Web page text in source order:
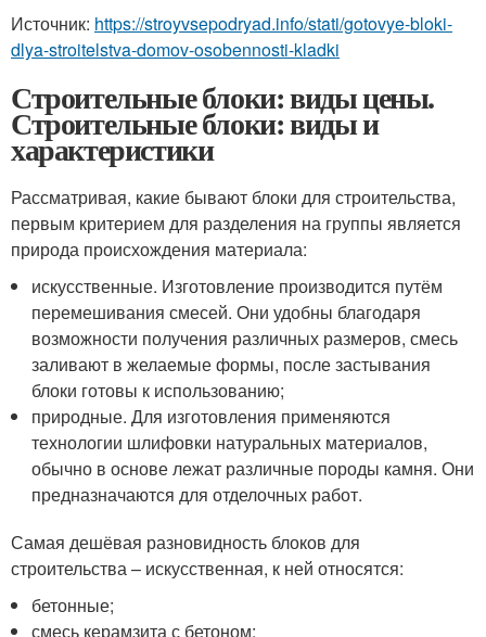
Источник: https://stroyvsepodryad.info/stati/gotovye-bloki-
dlya-stroitelstva-domov-osobennosti-kladki
Строительные блоки: виды цены.
Строительные блоки: виды и
характеристики
Рассматривая, какие бывают блоки для строительства,
первым критерием для разделения на группы является
природа происхождения материала:
искусственные. Изготовление производится путём
перемешивания смесей. Они удобны благодаря
возможности получения различных размеров, смесь
заливают в желаемые формы, после застывания
блоки готовы к использованию;
природные. Для изготовления применяются
технологии шлифовки натуральных материалов,
обычно в основе лежат различные породы камня. Они
предназначаются для отделочных работ.
Самая дешёвая разновидность блоков для
строительства – искусственная, к ней относятся:
бетонные;
смесь керамзита с бетоном;